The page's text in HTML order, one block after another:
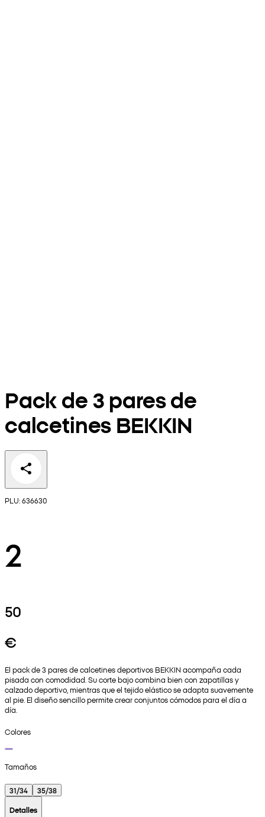
Pack de 3 pares de
calcetines BEKKIN
PLU: 636630
2
50
€
El pack de 3 pares de calcetines deportivos BEKKIN acompaña cada
pisada con comodidad. Su corte bajo combina bien con zapatillas y
calzado deportivo, mientras que el tejido elástico se adapta suavemente
al pie. El diseño sencillo permite crear conjuntos cómodos para el día a
día.
Colores
Tamaños
31/34
35/38
Detalles